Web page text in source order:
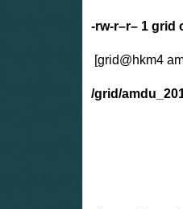
-rw-r–r– 1 grid
[grid@hkm4
/grid/